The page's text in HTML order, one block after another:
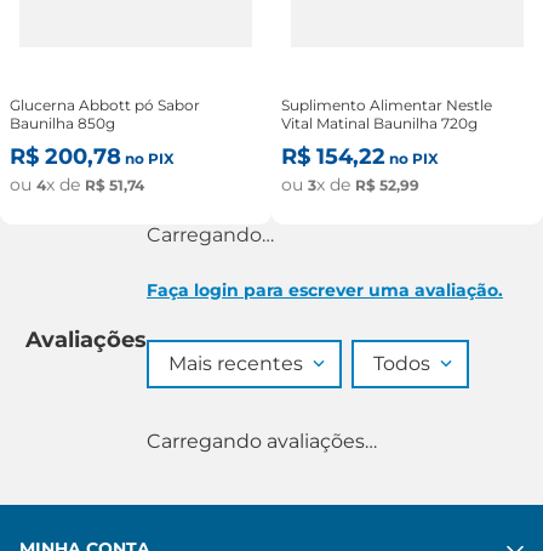
Glucerna Abbott pó Sabor
Baunilha 850g
R$ 200,78 no PIX
ou 4x de R$ 51,74
Suplimento Alimentar Nestle
Vital Matinal Baunilha 720g
R$ 154,22 no PIX
ou 3x de R$ 52,99
Avaliações
Carregando…
Faça login para escrever uma avaliação.
Mais recentes Todos
Carregando avaliações…